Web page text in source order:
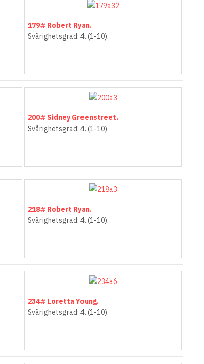
179# Robert Ryan.
Svårighetsgrad: 4. (1-10).
200# Sidney Greenstreet.
Svårighetsgrad: 4. (1-10).
218# Robert Ryan.
Svårighetsgrad: 4. (1-10).
234# Loretta Young.
Svårighetsgrad: 4. (1-10).